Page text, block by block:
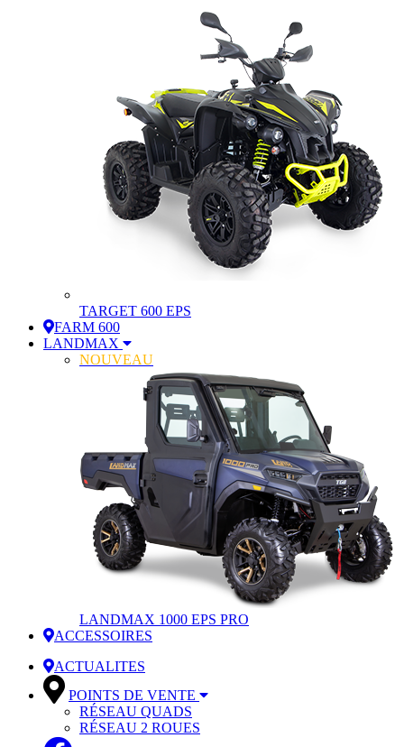
TARGET 600 EPS
FARM 600
LANDMAX
NOUVEAU
LANDMAX 1000 EPS PRO
ACCESSOIRES
ACTUALITES
POINTS DE VENTE
RÉSEAU QUADS
RÉSEAU 2 ROUES